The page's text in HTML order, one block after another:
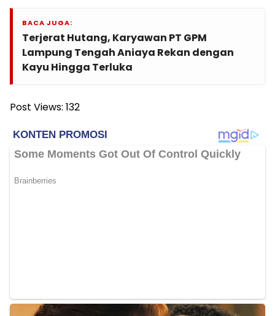
BACA JUGA:
Terjerat Hutang, Karyawan PT GPM
Lampung Tengah Aniaya Rekan dengan
Kayu Hingga Terluka
Post Views: 132